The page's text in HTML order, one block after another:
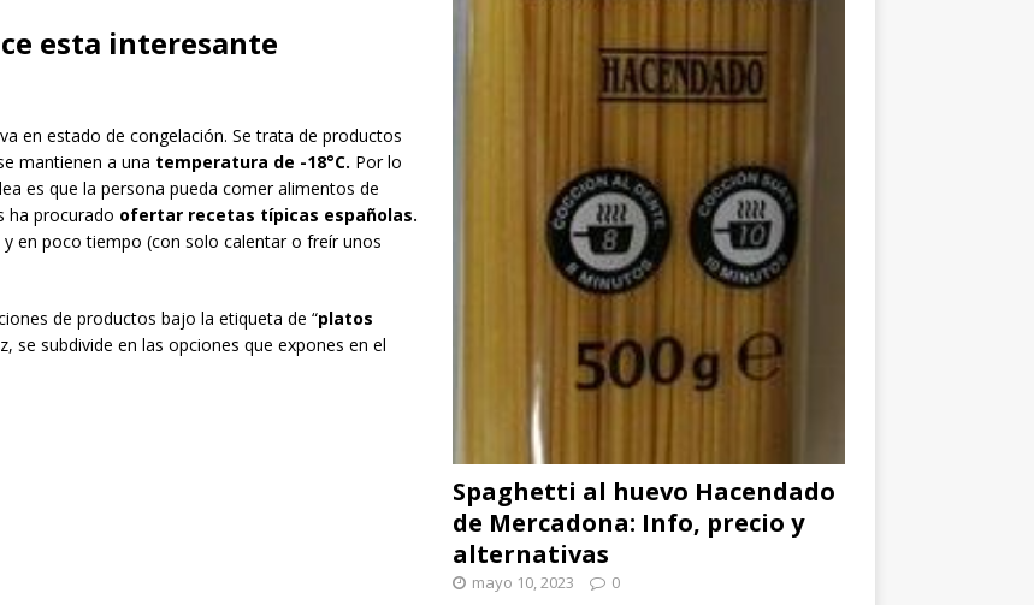
esta interesante
en estado de congelación. Se trata de productos
mantienen a una temperatura de -18°C. Por lo
es que la persona pueda comer alimentos de
ha procurado ofertar recetas típicas españolas.
en poco tiempo (con solo calentar o freír unos
de productos bajo la etiqueta de “platos
se subdivide en las opciones que expones en el
Spaghetti al huevo Hacendado
de Mercadona: Info, precio y
alternativas
mayo 10, 2023 0